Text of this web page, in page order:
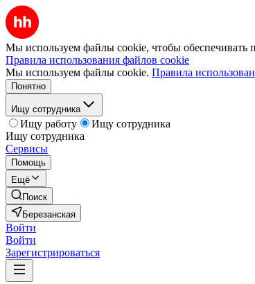
Мы используем файлы cookie, чтобы обеспечивать
Правила использования файлов cookie
Мы используем файлы cookie. Правила
Понятно
Ищу сотрудника
Ищу работу
Ищу сотрудника
Ищу сотрудника
Сервисы
Помощь
Ещё
Поиск
Березанская
Войти
Войти
Зарегистрироваться